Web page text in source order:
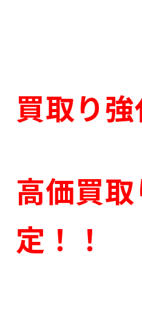
買取り
高価買
定 ！！